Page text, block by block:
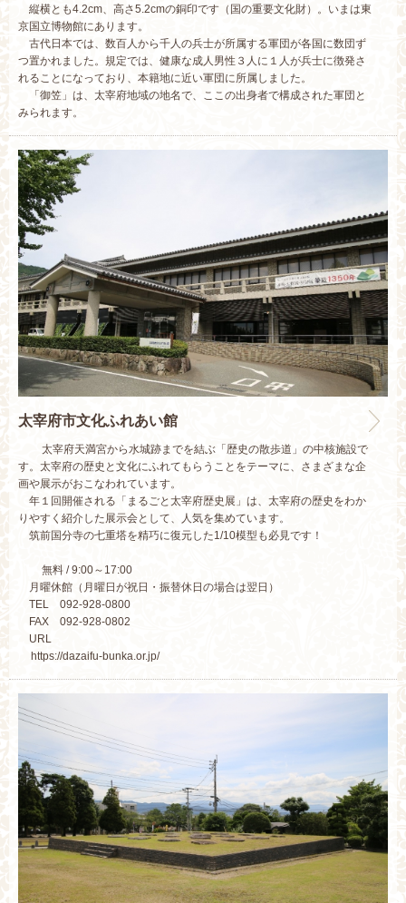
縦横とも4.2cm、高さ5.2cmの銅印です（国の重要文化財）。いまは東
京国立博物館にあります。
古代日本では、数百人から千人の兵士が所属する軍団が各国に数団ず
つ置かれました。規定では、健康な成人男性３人に１人が兵士に徴発さ
れることになっており、本籍地に近い軍団に所属しました。
「御笠」は、太宰府地域の地名で、ここの出身者で構成された軍団と
みられます。
太宰府市文化ふれあい館
太宰府天満宮から水城跡までを結ぶ「歴史の散歩道」の中核施設で
す。太宰府の歴史と文化にふれてもらうことをテーマに、さまざまな企
画や展示がおこなわれています。
年１回開催される「まるごと太宰府歴史展」は、太宰府の歴史をわか
りやすく紹介した展示会として、人気を集めています。
筑前国分寺の七重塔を精巧に復元した1/10模型も必見です！
無料 / 9:00～17:00
月曜休館（月曜日が祝日・振替休日の場合は翌日）
TEL 092-928-0800
FAX 092-928-0802
URL
https://dazaifu-bunka.or.jp/